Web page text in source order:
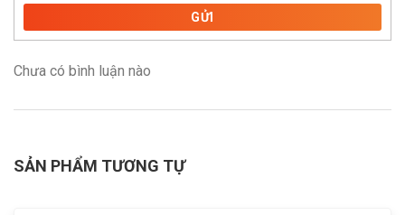
GỬI
Chưa có bình luận nào
SẢN PHẨM TƯƠNG TỰ